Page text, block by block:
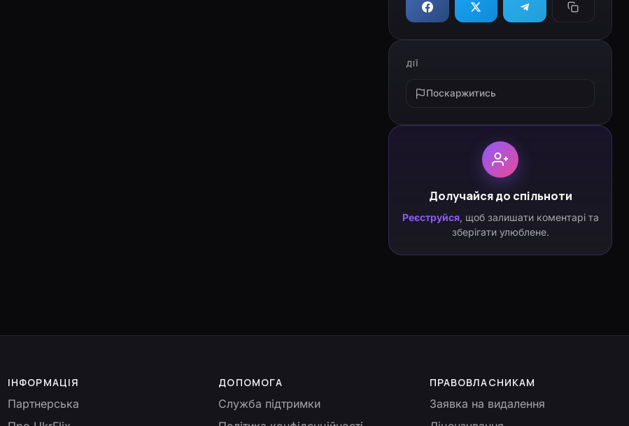
ДІЇ
Поскаржитись
Долучайся до спільноти
Реєструйся, щоб залишати коментарі та
зберігати улюблене.
ІНФОРМАЦІЯ
Партнерська
ДОПОМОГА
Служба підтримки
ПРАВОВЛАСНИКАМ
Заявка на видалення